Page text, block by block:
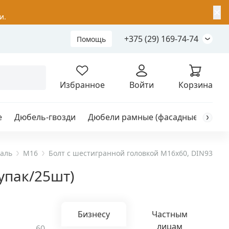
Помощь +375 (29) 169-74-74
Избранное Войти Корзина
Дюбель-гвозди Дюбели рамные (фасадные)
M16 Болт с шестигранной головкой M16х60, DIN933,
25шт)
Бизнесу
Частным
лицам